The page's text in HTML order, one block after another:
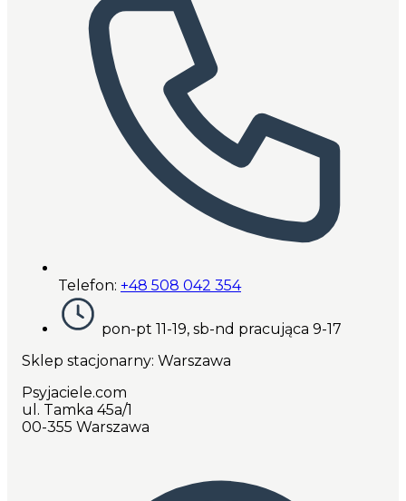
Telefon: +48 508 042 354
pon-pt 11-19, sb-nd pracująca 9-17
Sklep stacjonarny: Warszawa
Psyjaciele.com
ul. Tamka 45a/1
00-355 Warszawa